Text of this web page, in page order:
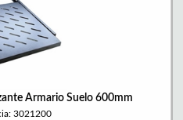
Armario Suelo 600mm
3021200